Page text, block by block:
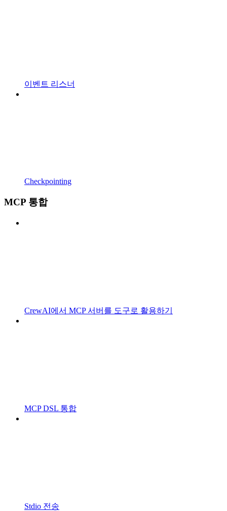
이벤트 리스너
Checkpointing
MCP 통합
CrewAI에서 MCP 서버를 도구로 활용하기
MCP DSL 통합
Stdio 전송